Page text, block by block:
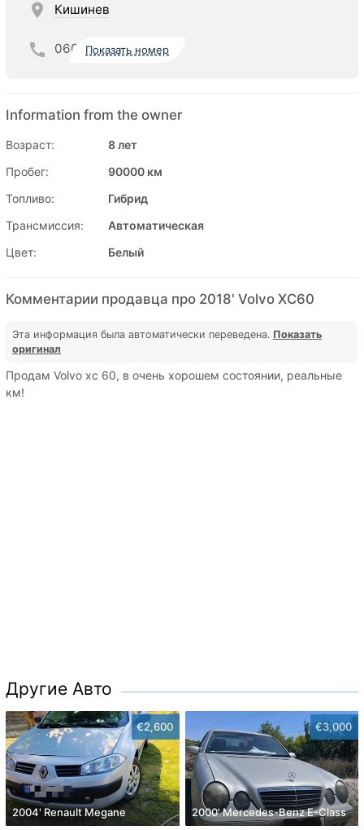
Кишинев
060 Показать номер
Information from the owner
Возраст:
8 лет
Пробег:
90000 км
Топливо:
Гибрид
Трансмиссия:
Автоматическая
Цвет:
Белый
Комментарии продавца про 2018' Volvo XC60
Эта информация была автоматически переведена. Показать
оригинал
Продам Volvo xc 60, в очень хорошем состоянии, реальные
км!
Другие Авто
€2,600
2004' Renault Megane
€3,000
2000' Mercedes-Benz E-Class